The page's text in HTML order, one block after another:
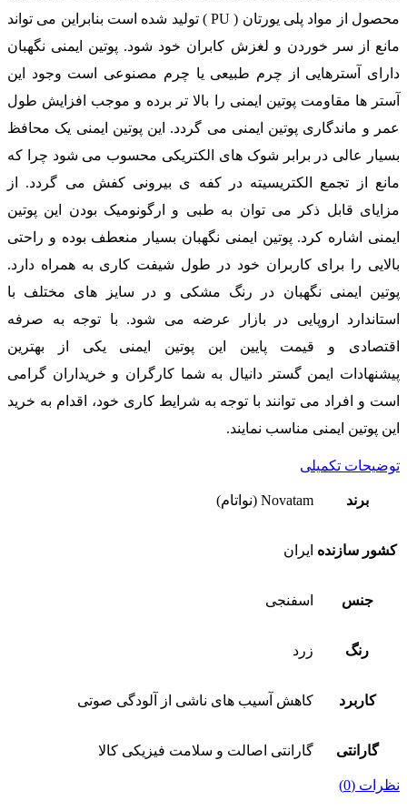
محصول از مواد پلی یورتان ( PU ) تولید شده است بنابراین می تواند
مانع از سر خوردن و لغزش کابران خود شود. پوتین ایمنی نگهبان
دارای آسترهایی از چرم طبیعی یا چرم مصنوعی است وجود این
آستر ها مقاومت پوتین ایمنی را بالا تر برده و موجب افزایش طول
عمر و ماندگاری پوتین ایمنی می گردد. این پوتین ایمنی یک محافظ
بسیار عالی در برابر شوک های الکتریکی محسوب می شود چرا که
مانع از تجمع الکتریسیته در کفه ی بیرونی کفش می گردد. از
مزایای قابل ذکر می توان به طبی و ارگونومیک بودن این پوتین
ایمنی اشاره کرد. پوتین ایمنی نگهبان بسیار منعطف بوده و راحتی
بالایی را برای کاربران خود در طول شیفت کاری به همراه دارد.
پوتین ایمنی نگهبان در رنگ مشکی و در سایز های مختلف با
استاندارد اروپایی در بازار عرضه می شود. با توجه به صرفه
اقتصادی و قیمت پایین این پوتین ایمنی یکی از بهترین
پیشنهادات ایمن گستر دانیال به شما کارگران و خریداران گرامی
است و افراد می توانند با توجه به شرایط کاری خود، اقدام به خرید
این پوتین ایمنی مناسب نمایند.
توضیحات تکمیلی
برند Novatam (نواتام)
کشور سازنده ایران
جنس اسفنجی
رنگ زرد
کاربرد کاهش آسیب های ناشی از آلودگی صوتی
گارانتی گارانتی اصالت و سلامت فیزیکی کالا
نظرات (0)